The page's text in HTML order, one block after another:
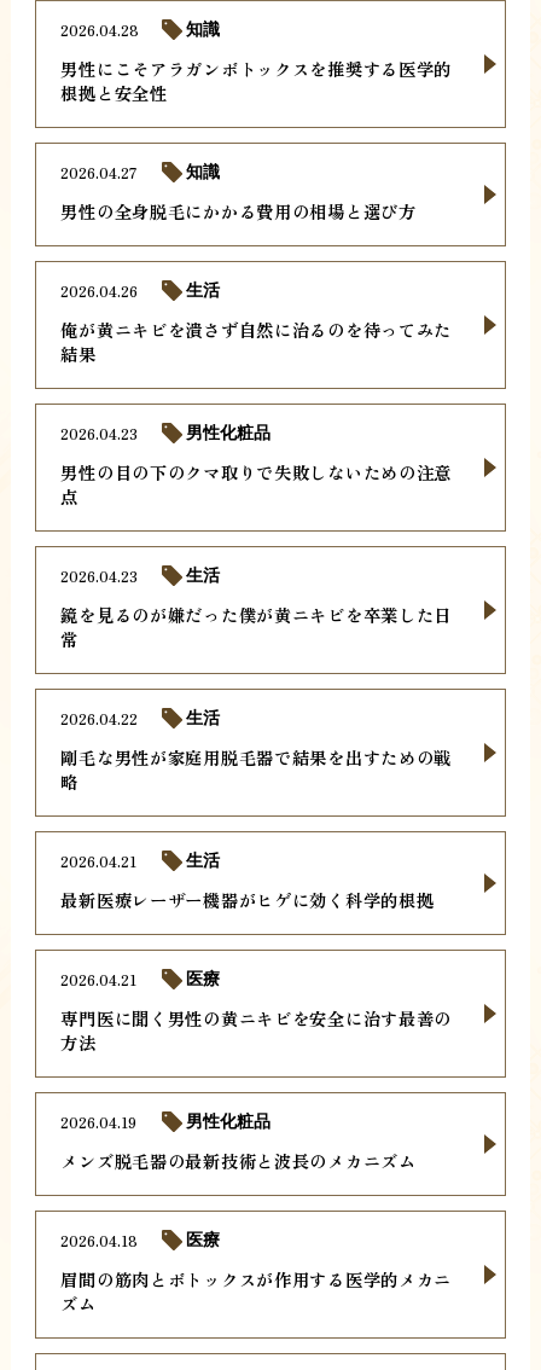
男性にこそアラガンボトックスを推奨する医学的
根拠と安全性
2026.04.28 知識
男性の全身脱毛にかかる費用の相場と選び方
2026.04.27 知識
俺が黄ニキビを潰さず自然に治るのを待ってみた
結果
2026.04.26 生活
男性の目の下のクマ取りで失敗しないための注意
点
2026.04.23 男性化粧品
鏡を見るのが嫌だった僕が黄ニキビを卒業した日
常
2026.04.23 生活
剛毛な男性が家庭用脱毛器で結果を出すための戦
略
2026.04.22 生活
最新医療レーザー機器がヒゲに効く科学的根拠
2026.04.21 生活
専門医に聞く男性の黄ニキビを安全に治す最善の
方法
2026.04.21 医療
メンズ脱毛器の最新技術と波長のメカニズム
2026.04.19 男性化粧品
眉間の筋肉とボトックスが作用する医学的メカニ
ズム
2026.04.18 医療